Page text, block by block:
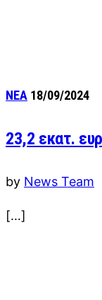
ΝΕΑ 18/09/2024
23,2 εκατ.
by News Team
[…]